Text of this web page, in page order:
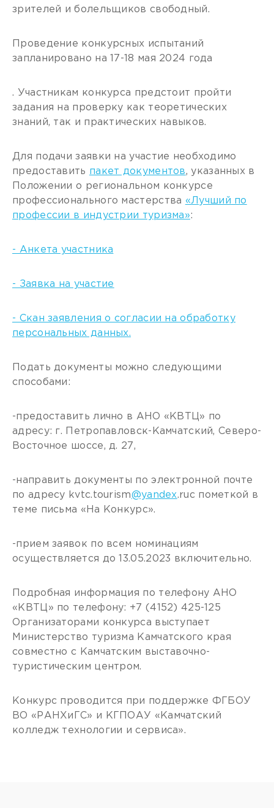
зрителей и болельщиков свободный.
Проведение конкурсных испытаний
запланировано на 17-18 мая 2024 года
. Участникам конкурса предстоит пройти
задания на проверку как теоретических
знаний, так и практических навыков.
Для подачи заявки на участие необходимо
предоставить пакет документов, указанных в
Положении о региональном конкурсе
профессионального мастерства «Лучший по
профессии в индустрии туризма»:
- Анкета участника
- Заявка на участие
- Скан заявления о согласии на обработку
персональных данных.
Подать документы можно следующими
способами:
-предоставить лично в АНО «КВТЦ» по
адресу: г. Петропавловск-Камчатский, Северо-
Восточное шоссе, д. 27,
-направить документы по электронной почте
по адресу kvtc.tourism@yandex.ruс пометкой в
теме письма «На Конкурс».
-прием заявок по всем номинациям
осуществляется до 13.05.2023 включительно.
Подробная информация по телефону АНО
«КВТЦ» по телефону: +7 (4152) 425-125
Организаторами конкурса выступает
Министерство туризма Камчатского края
совместно с Камчатским выставочно-
туристическим центром.
Конкурс проводится при поддержке ФГБОУ
ВО «РАНХиГС» и КГПОАУ «Камчатский
колледж технологии и сервиса».